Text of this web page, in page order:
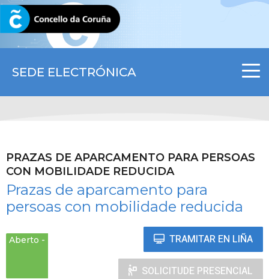
SEDE ELECTRÓNICA
CORUNA.GAL
PRAZAS DE APARCAMENTO PARA PERSOAS
CON MOBILIDADE REDUCIDA
Prazas de aparcamento para
persoas con mobilidade reducida
Aberto TRAMITAR EN LIÑA
SOLICITUDE PRESENCIAL